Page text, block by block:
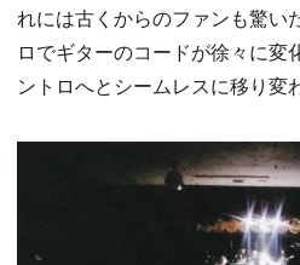
れには古くからのファンも驚い
ロでギターのコードが徐々に変
ントロへとシームレスに移り変